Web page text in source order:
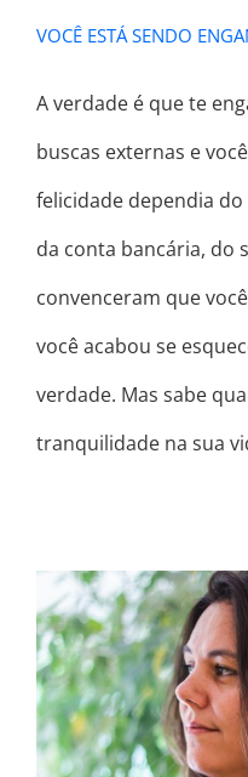
VOCÊ ESTÁ SENDO
A verdade é que te
buscas externas e
felicidade dependia
da conta bancária, do
convenceram que
você acabou se
verdade. Mas sabe
tranquilidade na sua
NADA DO QUE